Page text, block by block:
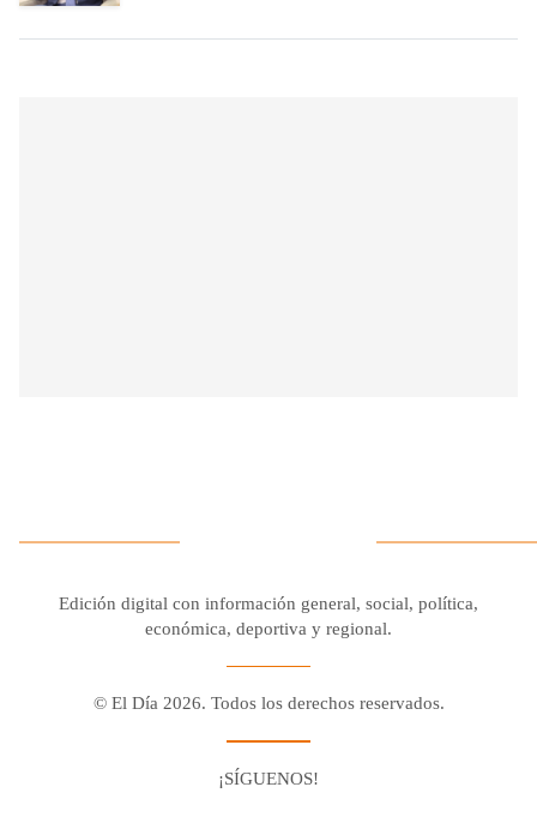
Edición digital con información general, social, política,
económica, deportiva y regional.
© El Día 2026. Todos los derechos reservados.
¡SÍGUENOS!